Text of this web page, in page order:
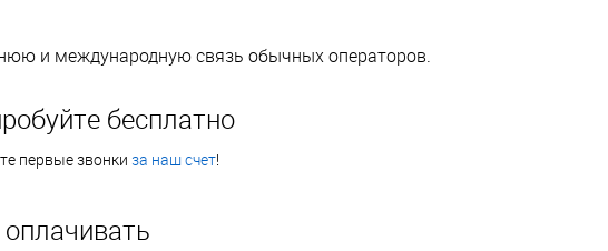
и международную связь обычных операторов.
бесплатно
первые звонки за наш счет!